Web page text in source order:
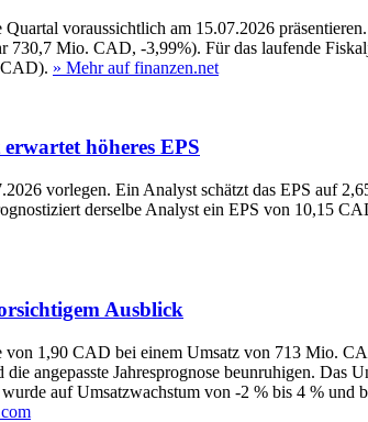
voraussichtlich am 15.07.2026
Mio. CAD, -3,99%). Für das laufende
» Mehr auf finanzen.net
höheres EPS
vorlegen. Ein Analyst schätzt das EPS auf
derselbe Analyst ein EPS von 10,15
Ausblick
1,90 CAD bei einem Umsatz von 713 Mio.
angepasste Jahresprognose beunruhigen. Das
auf Umsatzwachstum von -2 % bis 4 %